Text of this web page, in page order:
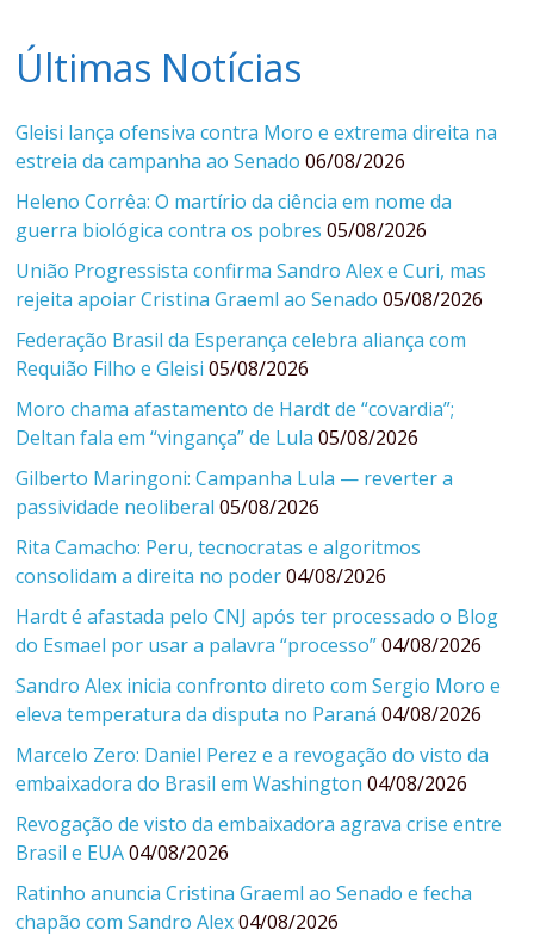
Últimas Notícias
Gleisi lança ofensiva contra Moro e extrema direita na
estreia da campanha ao Senado 06/08/2026
Heleno Corrêa: O martírio da ciência em nome da
guerra biológica contra os pobres 05/08/2026
União Progressista confirma Sandro Alex e Curi, mas
rejeita apoiar Cristina Graeml ao Senado 05/08/2026
Federação Brasil da Esperança celebra aliança com
Requião Filho e Gleisi 05/08/2026
Moro chama afastamento de Hardt de “covardia”;
Deltan fala em “vingança” de Lula 05/08/2026
Gilberto Maringoni: Campanha Lula — reverter a
passividade neoliberal 05/08/2026
Rita Camacho: Peru, tecnocratas e algoritmos
consolidam a direita no poder 04/08/2026
Hardt é afastada pelo CNJ após ter processado o Blog
do Esmael por usar a palavra “processo” 04/08/2026
Sandro Alex inicia confronto direto com Sergio Moro e
eleva temperatura da disputa no Paraná 04/08/2026
Marcelo Zero: Daniel Perez e a revogação do visto da
embaixadora do Brasil em Washington 04/08/2026
Revogação de visto da embaixadora agrava crise entre
Brasil e EUA 04/08/2026
Ratinho anuncia Cristina Graeml ao Senado e fecha
chapão com Sandro Alex 04/08/2026